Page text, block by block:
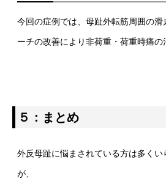
今回の症例では、母趾外転筋周囲の
ーチの改善により非荷重・荷重時痛の
５：まとめ
外反母趾に悩まされている方は多く
が、